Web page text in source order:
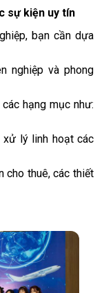
sự kiện uy tín
bạn cần dựa
nghiệp và phong
hạng mục như:
xử lý linh hoạt các
cho thuê, các thiết